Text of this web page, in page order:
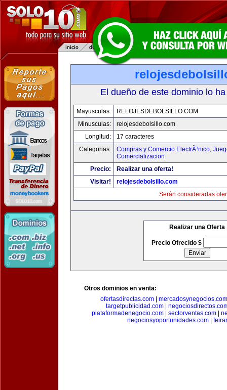
El dueño de este dominio lo
Mayusculas:
RELOJESDEBOLSILLO.COM
Minusculas:
relojesdebolsillo.com
Longitud:
17 caracteres
Categorias:
Compras y Comercio ElectrÃ³nico,
Comercializacion
Precio:
Realizar una oferta!
Visitar!
relojesdebolsillo.com
Serán consideradas
Realizar una Oferta
Precio Ofrecido $
Otros dominios en venta:
ofertasdirectas.com
mercadosynegocios.com
targetpublicidad.com
plataformadenegocio.com| sectorventas.com|
negociosyoportunidades.com